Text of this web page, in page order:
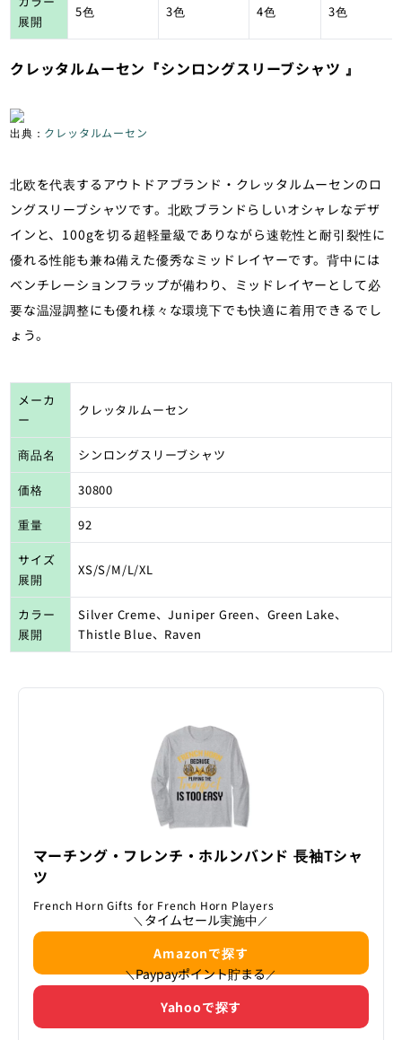
展開
5色 3色 4色 3色
クレッタルムーセン『シンロングスリーブシャツ 』
出典： クレッタルムーセン
北欧を代表するアウトドアブランド・クレッタルムーセンのロ
ングスリーブシャツです。北欧ブランドらしいオシャレなデザ
インと、100gを切る超軽量級でありながら速乾性と耐引裂性に
優れる性能も兼ね備えた優秀なミッドレイヤーです。背中には
ベンチレーションフラップが備わり、ミッドレイヤーとして必
要な温湿調整にも優れ様々な環境下でも快適に着用できるでし
ょう。
メーカ
ー
クレッタルムーセン
商品名 シンロングスリーブシャツ
価格 30800
重量 92
サイズ
展開
XS/S/M/L/XL
カラー
展開
Silver Creme、Juniper Green、Green Lake、
Thistle Blue、Raven
マーチング・フレンチ・ホルンバンド 長袖Tシャ
ツ
French Horn Gifts for French Horn Players
＼ タイムセール実施中／
Amazonで探す
＼Paypayポイント貯まる／
Yahooで探す